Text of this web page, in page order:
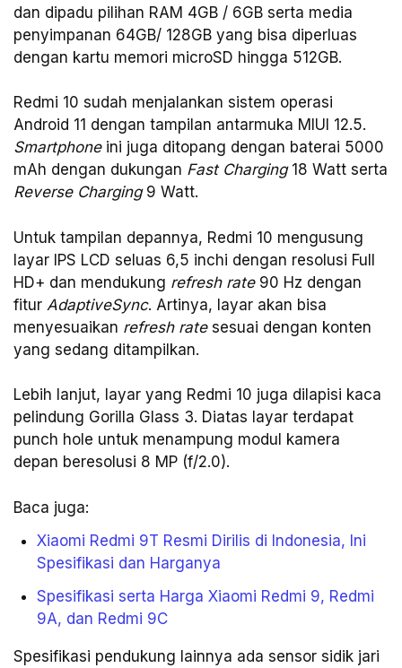
dan dipadu pilihan RAM 4GB / 6GB serta media
penyimpanan 64GB/ 128GB yang bisa diperluas
dengan kartu memori microSD hingga 512GB.
Redmi 10 sudah menjalankan sistem operasi
Android 11 dengan tampilan antarmuka MIUI 12.5.
Smartphoneini juga ditopang dengan baterai 5000
mAh dengan dukungan Fast Charging18 Watt serta
Reverse Charging9 Watt.
Untuk tampilan depannya, Redmi 10 mengusung
layar IPS LCD seluas 6,5 inchi dengan resolusi Full
HD+ dan mendukung refresh rate90 Hz dengan
fitur AdaptiveSync. Artinya, layar akan bisa
menyesuaikan refresh ratesesuai dengan konten
yang sedang ditampilkan.
Lebih lanjut, layar yang Redmi 10 juga dilapisi kaca
pelindung Gorilla Glass 3. Diatas layar terdapat
punch hole untuk menampung modul kamera
depan beresolusi 8 MP (f/2.0).
Baca juga:
Xiaomi Redmi 9T Resmi Dirilis di Indonesia, Ini
Spesifikasi dan Harganya
Spesifikasi serta Harga Xiaomi Redmi 9, Redmi
9A, dan Redmi 9C
Spesifikasi pendukung lainnya ada sensor sidik jari